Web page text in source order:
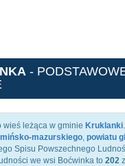
-
wieś leżąca w gminie Kruklanki
mazurskiego, powiatu
Spisu Powszechnego
we wsi Boćwinka to 202